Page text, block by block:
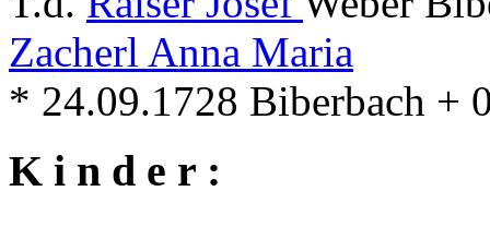
Zacherl Anna Maria
* 24.09.1728 Biberbach +
K i n d e r :